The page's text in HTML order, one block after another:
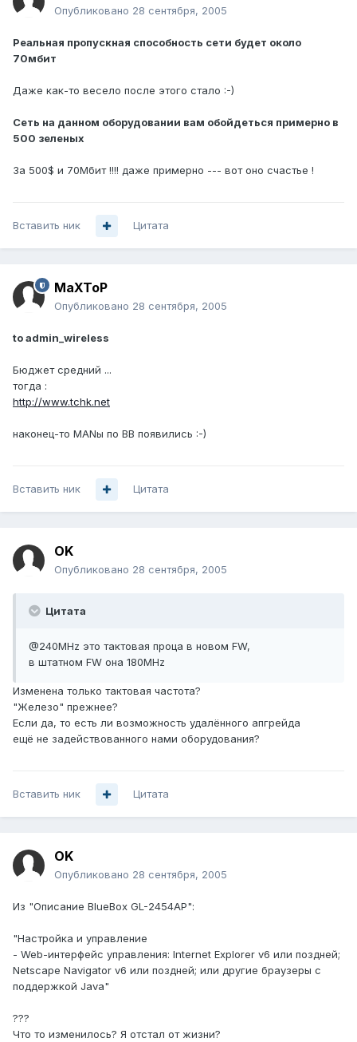
Опубликовано 28 сентября, 2005
Реальная пропускная способность сети будет около
70мбит
Даже как-то весело после этого стало :-)
Сеть на данном оборудовании вам обойдеться примерно в
500 зеленых
За 500$ и 70Мбит !!!! даже примерно --- вот оно счастье !
Вставить ник Цитата
MaXToP
Опубликовано 28 сентября, 2005
to admin_wireless
Бюджет средний ...
тогда :
http://www.tchk.net
наконец-то MANы по BB появились :-)
Вставить ник Цитата
OK
Опубликовано 28 сентября, 2005
Цитата
@240MHz это тактовая проца в новом FW,
в штатном FW она 180MHz
Изменена только тактовая частота?
"Железо" прежнее?
Если да, то есть ли возможность удалённого апгрейда
ещё не задействованного нами оборудования?
Вставить ник Цитата
OK
Опубликовано 28 сентября, 2005
Из "Описание BlueBox GL-2454AP":
"Настройка и управление
- Web-интерфейс управления: Internet Explorer v6 или поздней;
Netscape Navigator v6 или поздней; или другие браузеры с
поддержкой Java"
???
Что то изменилось? Я отстал от жизни?